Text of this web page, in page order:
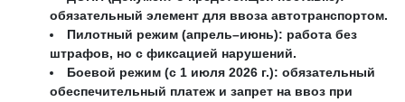
обязательный элемент для ввоза автотранспортом.
Пилотный режим (апрель–июнь): работа без
штрафов, но с фиксацией нарушений.
Боевой режим (с 1 июля 2026 г.): обязательный
обеспечительный платеж и запрет на ввоз при